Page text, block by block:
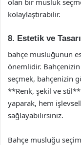
olan bir musluk
kolaylaştırabilir.
8. Estetik ve
bahçe musluğunun
önemlidir.
seçmek, bahçenizin
**Renk, şekil ve stil**
yaparak, hem
sağlayabilirsiniz.
Bahçe musluğu